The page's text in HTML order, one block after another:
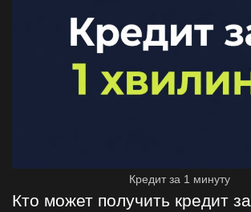
Кредит за 1 минуту
Кто может получить кредит